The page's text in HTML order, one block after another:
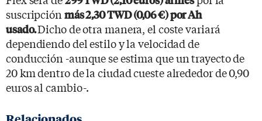
suscripción más 2,30 TWD (0,06 €) por Ah
usado.Dicho de otra manera, el coste variará
dependiendo del estilo y la velocidad de
conducción -aunque se estima que un trayecto de
20 km dentro de la ciudad cueste alrededor de 0,90
euros al cambio-.